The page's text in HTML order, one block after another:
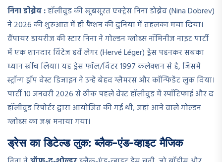
निना डोब्रेव :हॉलीवुड की खूबसूरत एक्ट्रेस निना डोब्रेव (Nina Dobrev)
ने 2026 की शुरुआत में ही फैशन की दुनिया में तहलका मचा दिया।
वैंपायर डायरीज की स्टार निना ने गोल्डन ग्लोब्स नॉमिनीज नाइट पार्टी
में एक शानदार विंटेज हर्वे लेगर (Hervé Léger) ड्रेस पहनकर सबका
ध्यान खींच लिया। यह ड्रेस फॉल/विंटर 1997 कलेक्शन से है, जिसमें
स्ट्रॉन्ग ड्रॉप वेस्ट डिजाइन ने उन्हें बेहद ग्लैमरस और कॉन्फिडेंट लुक दिया।
पार्टी 10 जनवरी 2026 से ठीक पहले वेस्ट हॉलीवुड में स्पॉटिफाई और द
हॉलीवुड रिपोर्टर द्वारा आयोजित की गई थी, जहां आने वाले गोल्डन
ग्लोब्स का जश्न मनाया गया।
ड्रेस का डिटेल्ड लुक: ब्लैक-एंड-व्हाइट मैजिक